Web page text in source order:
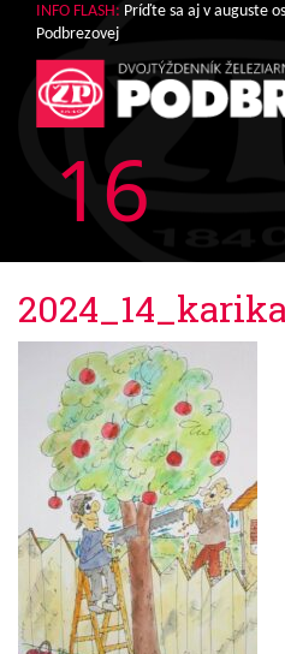
INFO FLASH: Príďte sa aj v auguste
Podbrezovej
16